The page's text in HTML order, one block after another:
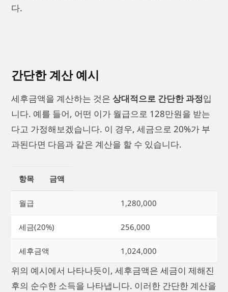
다.
간단한 계산 예시
세후금액을 계산하는 것은 상대적으로 간단한 과정입
니다. 예를 들어, 어떤 이가 월급으로 128만원을 받는
다고 가정해보겠습니다. 이 경우, 세금으로 20%가 부
과된다면 다음과 같은 계산을 할 수 있습니다.
항목 금액
월급 1,280,000
세금(20%) 256,000
세후금액 1,024,000
위의 예시에서 나타나듯이, 세후금액은 세금이 제해진
후의 순수한 소득을 나타냅니다. 이러한 간단한 계산을